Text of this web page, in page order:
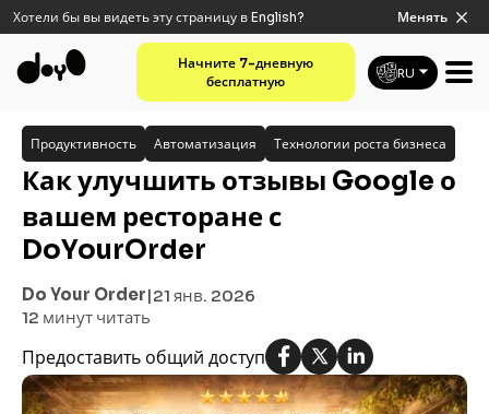
Хотели бы вы видеть эту страницу в English? Менять
Начните 7-дневную
бесплатную
RU
Продуктивность Автоматизация Технологии роста бизнеса
Как улучшить отзывы Google о
вашем ресторане с
DoYourOrder
Do Your Order|21 янв. 2026
12 минут читать
Предоставить общий доступ